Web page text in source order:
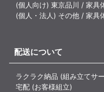
(個人向け) 東京品川 / 家具
(個人・法人) その他 / 家具
配送について
ラクラク納品 (組み立てサ
宅配 (お客様組立)